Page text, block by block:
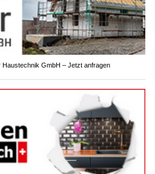
GmbH – Jetzt anfragen